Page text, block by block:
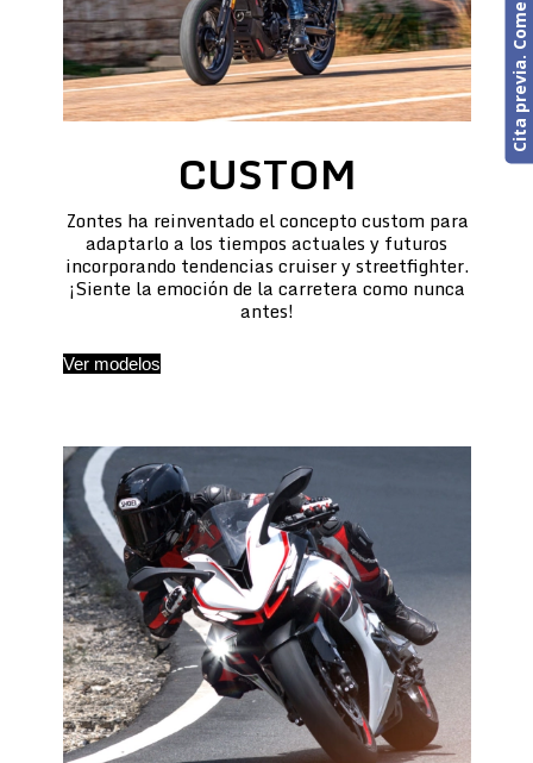
CUSTOM
Zontes ha reinventado el concepto custom para
adaptarlo a los tiempos actuales y futuros
incorporando tendencias cruiser y streetfighter.
¡Siente la emoción de la carretera como nunca
antes!
Ver modelos